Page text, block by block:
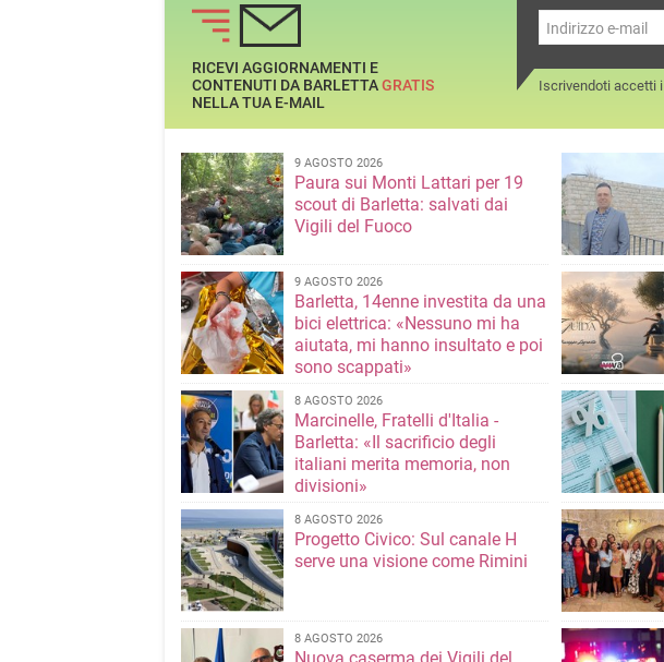
Iscrivendoti accetti i
RICEVI AGGIORNAMENTI E
CONTENUTI DA BARLETTAGRATIS
NELLA TUA E-MAIL
9 AGOSTO 2026
Paura sui Monti Lattari per 19
scout di Barletta: salvati dai
Vigili del Fuoco
9 AGOSTO 2026
Barletta, 14enne investita da una
bici elettrica: «Nessuno mi ha
aiutata, mi hanno insultato e poi
sono scappati»
8 AGOSTO 2026
Marcinelle, Fratelli d'Italia -
Barletta: «Il sacrificio degli
italiani merita memoria, non
divisioni»
8 AGOSTO 2026
Progetto Civico: Sul canale H
serve una visione come Rimini
8 AGOSTO 2026